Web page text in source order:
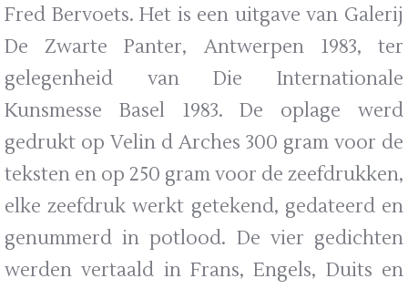
Fred Bervoets. Het is een uitgave van Galerij
De Zwarte Panter, Antwerpen 1983, ter
gelegenheid van Die Internationale
Kunsmesse Basel 1983. De oplage werd
gedrukt op Velin d Arches 300 gram voor de
teksten en op 250 gram voor de zeefdrukken,
elke zeefdruk werkt getekend, gedateerd en
genummerd in potlood. De vier gedichten
werden vertaald in Frans, Engels, Duits en